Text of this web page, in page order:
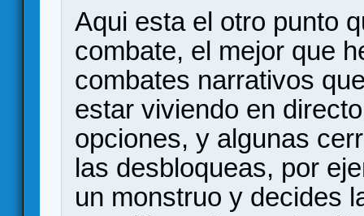
Aqui esta el otro punto
combate, el mejor que
combates narrativos
estar viviendo en
opciones, y algunas
las desbloqueas, por
un monstruo y decides